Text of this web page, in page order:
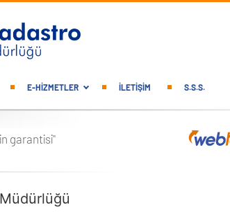
E-HİZMETLER İLETIŞIM S.S.S.
garantisi"